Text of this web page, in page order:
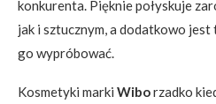
konkurenta. Pięknie połyskuje
jak i sztucznym, a dodatkowo
go wypróbować.
Kosmetyki marki Wiborzadko